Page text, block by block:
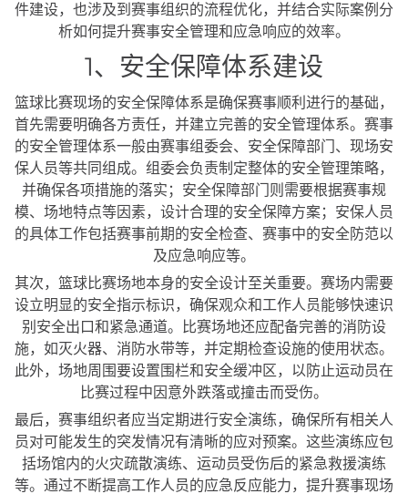
件建设，也涉及到赛事组织的流程优化，并结合实际案例分
析如何提升赛事安全管理和应急响应的效率。
1、安全保障体系建设
篮球比赛现场的安全保障体系是确保赛事顺利进行的基础，
首先需要明确各方责任，并建立完善的安全管理体系。赛事
的安全管理体系一般由赛事组委会、安全保障部门、现场安
保人员等共同组成。组委会负责制定整体的安全管理策略，
并确保各项措施的落实；安全保障部门则需要根据赛事规
模、场地特点等因素，设计合理的安全保障方案；安保人员
的具体工作包括赛事前期的安全检查、赛事中的安全防范以
及应急响应等。
其次，篮球比赛场地本身的安全设计至关重要。赛场内需要
设立明显的安全指示标识，确保观众和工作人员能够快速识
别安全出口和紧急通道。比赛场地还应配备完善的消防设
施，如灭火器、消防水带等，并定期检查设施的使用状态。
此外，场地周围要设置围栏和安全缓冲区，以防止运动员在
比赛过程中因意外跌落或撞击而受伤。
最后，赛事组织者应当定期进行安全演练，确保所有相关人
员对可能发生的突发情况有清晰的应对预案。这些演练应包
括场馆内的火灾疏散演练、运动员受伤后的紧急救援演练
等。通过不断提高工作人员的应急反应能力，提升赛事现场